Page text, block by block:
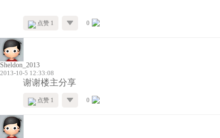
点赞 1 0
Sheldon_2013
2013-10-5 12:33:08
谢谢楼主分享
点赞 1 0